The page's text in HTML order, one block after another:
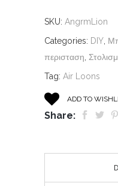
SKU: AngrmLion
Categories: DIY
περισταση
Tag: Air Loons
ADD TO
Share: